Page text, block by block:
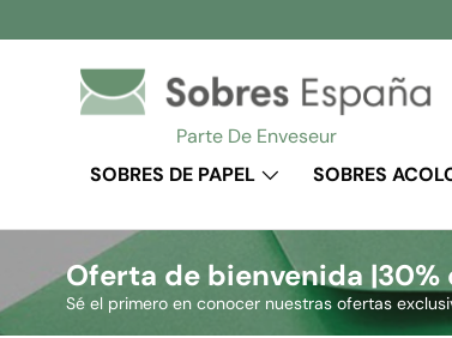
Ir al contenido
Parte De Enveseur
SOBRES DE PAPEL SOBRES
Oferta de bienvenida |30%
Sé el primero en conocer nuestras ofertas